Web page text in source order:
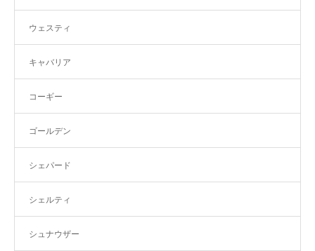
ウェスティ
キャバリア
コーギー
ゴールデン
シェパード
シェルティ
シュナウザー